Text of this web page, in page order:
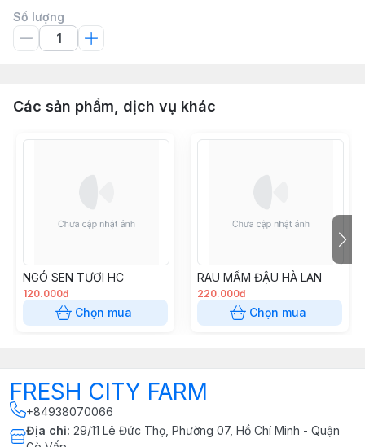
Số lượng
Các sản phẩm, dịch vụ khác
NGÓ SEN TƯƠI HC
120.000đ
Chọn mua
RAU MẦM ĐẬU HÀ LAN
220.000đ
Chọn mua
FRESH CITY FARM
+84938070066
Địa chỉ: 29/11 Lê Đức Thọ, Phường 07, Hồ Chí Minh - Quận